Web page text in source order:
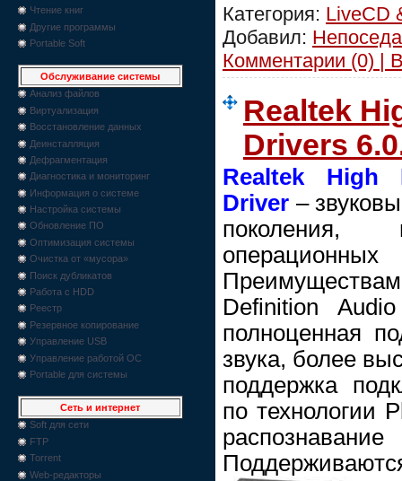
Чтение книг
Другие программы
Portable Soft
Обслуживание системы
Анализ файлов
Виртуализация
Восстановление данных
Деинсталляция
Дефрагментация
Диагностика и мониторинг
Информация о системе
Настройка системы
Обновление ПО
Оптимизация системы
Очистка от «мусора»
Поиск дубликатов
Работа с HDD
Реестр
Резервное копирование
Управление USB
Управление работой ОС
Portable для системы
Сеть и интернет
Soft для сети
FTP
Torrent
Web-редакторы
Категория: LiveCD
Добавил: Непоседа
Комментарии (0) |
Realtek
Drivers
Realtek High
Driver –
поколения,
Definition
полноценная
звука, более
поддержка
по технологии